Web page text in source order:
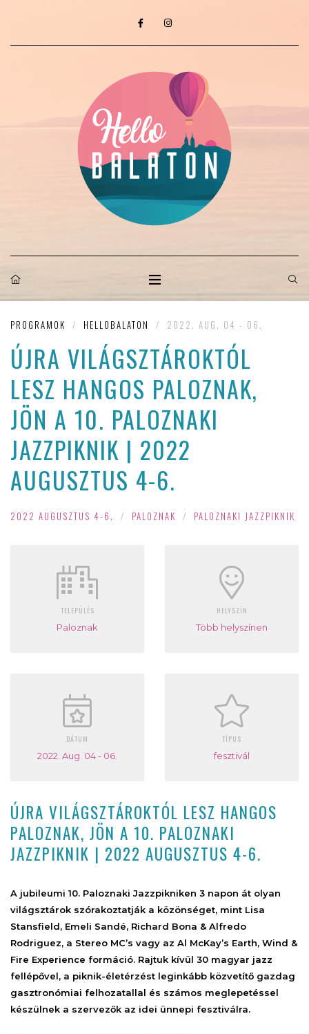
PROGRAMOK / HELLOBALATON / 2022. AUG. 04 - 06.
ÚJRA VILÁGSZTÁROKTÓL
LESZ HANGOS PALOZNAK,
JÖN A 10. PALOZNAKI
JAZZPIKNIK | 2022
AUGUSZTUS 4-6.
2022 AUGUSZTUS 4-6. / PALOZNAK / PALOZNAKI JAZZPIKNIK
TELEPÜLÉS
Paloznak
HELYSZÍN
Több helyszínen
DÁTUM
2022. Aug. 04 - 06.
TÍPUS
fesztivál
ÚJRA VILÁGSZTÁROKTÓL LESZ HANGOS
PALOZNAK, JÖN A 10. PALOZNAKI
JAZZPIKNIK | 2022 AUGUSZTUS 4-6.
A jubileumi 10. Paloznaki Jazzpikniken 3 napon át olyan
világsztárok szórakoztatják a közönséget, mint Lisa
Stansfield, Emeli Sandé, Richard Bona & Alfredo
Rodriguez, a Stereo MC’s vagy az Al McKay’s Earth, Wind &
Fire Experience formáció. Rajtuk kívül 30 magyar jazz
fellépővel, a piknik-életérzést leginkább közvetítő gazdag
gasztronómiai felhozatallal és számos meglepetéssel
készülnek a szervezők az idei ünnepi fesztiválra.